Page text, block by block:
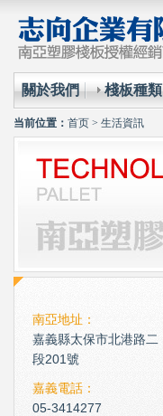
關於我們 棧板種類
当前位置： 首页 > 生活資訊
南亞地址：
嘉義縣太保市北港路二
段201號
嘉義電話：
05-3414277